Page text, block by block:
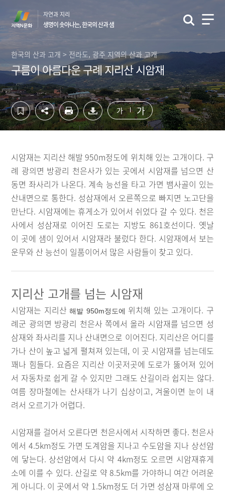
텐
츠
영
바
가
기
단
영
역
로
기
자연과 지리
생명이 솟아나는, 한국의 산과 샘
한국의 산과 고개 > 전라도, 광주 지역의 산과 고개
구름이 아름다운 구례 지리산 시암재
가 가
시암재는 지리산 해발 950m정도에 위치해 있는 고개이다. 구
례 광의면 방광리 천은사가 있는 곳에서 시암재를 넘으면 산
동면 좌사리가 나온다. 계속 능선을 타고 가면 뱀사골이 있는
산내면으로 통한다. 성삼재에서 오른쪽으로 빠지면 노고단을
만난다. 시암재에는 휴게소가 있어서 쉬었다 갈 수 있다. 천은
사에서 성삼재로 이어진 도로는 지방도 861호선이다. 옛날
이 곳에 샘이 있어서 시암재라 불렀다 한다. 시암재에서 보는
운무와 산 능선이 일품이어서 많은 사람들이 찾고 있다.
지리산 고개를 넘는 시암재
시암재는 지리산해발 950m정도에 위치해 있는 고개이다. 구
례군 광의면 방광리 천은사 쪽에서 올라 시암재를 넘으면 성
삼재와 좌사리를 지나 산내면으로 이어진다. 지리산은 어디를
가나 산이 높고 넓게 펼쳐져 있는데, 이 곳 시암재를 넘는데도
꽤나 힘들다. 요즘은 지리산 이곳저곳에 도로가 뚫어져 있어
서 자동차로 쉽게 갈 수 있지만 그래도 산길이라 쉽지는 않다.
여름 장마철에는 산사태가 나기 십상이고, 겨울이면 눈이 내
려서 오르기가 어렵다.
시암재를 걸어서 오른다면 천은사에서 시작하면 좋다. 천은사
에서 4.5km정도 가면 도계암을 지나고 수도암을 지나 상선암
에 닿는다. 상선암에서 다시 약 4km정도 오르면 시암재휴게
소에 이를 수 있다. 산길로 약 8.5km를 가야하니 여간 어려운
게 아니다. 이 곳에서 약 1.5km정도 더 가면 성삼재 마루에 오